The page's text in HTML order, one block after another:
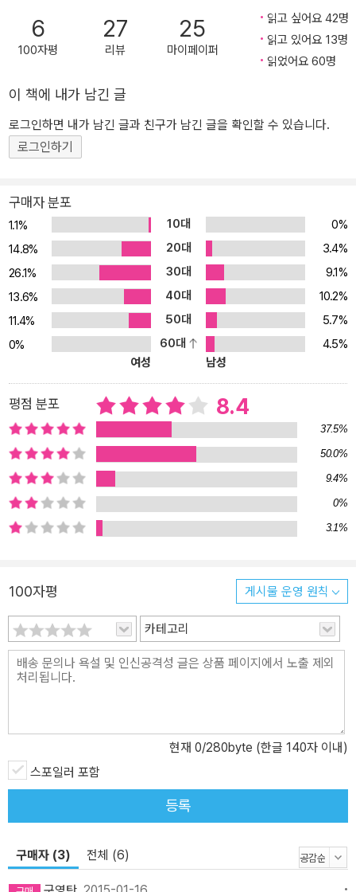
시골로 열흘간의 명상 수련을 떠나며 시작된다. 그러나 집필 시작과
동시에 잇따른 악재들로 인해 정신적으로 무너져 내린 카레르는 그
모든 것을 낱낱이 직시하며 자기 탐구의 여정을 기록하게 된다.
렝탕 뮈소의 『완벽한 계획』, 다비드 카라의 『새벽의 흔적』, 로맹 사르
두의 『최후의 알리바이』, 『크리스마스 1초 전』, 『크리스마스를 구해
줘』, 알렉시 제니 외의 『22세기 세계』(공역) 등이 있다. 〈작은 철학
이었을지라도. - 줄리언 반스 드라마틱한 삶을 사는 실존 인물을 다루
는 데서 오는 복잡함을 카레르는 자유자재로, 완벽하게 다룬다. - 르
것이 너무도 즐겁다. - 텔레그래프 미친 듯이, 열광적으로 읽게 되는
책. - 뉴요커 2011년 프랑스 『리르』, 『렉스프레스』 선정 <올해 최고
의 이야기> 『르 푸앙』 선정 <올해 최고의 책 25권> 『레쟁로큅티블』
> 2013년 스페인 「엘 파이스」 선정 <올해 최고의 책> 2014년 미국
『퍼블리셔스 위클리』 선정 <올해 최고의 책 10권> 「뉴욕 타임스」 선
정 <올해 최고의 책 50권> 「워싱턴 포스트」 선정 <올해 최고의 논픽
션 50권> 멋지고, 번득이며, 냉혹하다! 프랑스 문단의 독보적인 존재
엠마뉘엘 카레르 신작! 비평가들로부터 가장 사랑받는 현대 프랑스
작가 엠마뉘엘 카레르의 『리모노프』가 열린책들에서 출간되었다.
『리모노프』는 러시아의 작가이자 정치인인 에두아르드 리모노프의
삶을 추적한 전기다. 이 실존 인물의 삶을 풀어 가는 카레르의 방식이
에 카레르 자신의 인생과 감상이 섞여 있다. <문학적 다큐멘터리>, <
기록 문학> 등으로 일컬어지는 카레르 특유의 서술 방식이다. 비평가
들은 이를 두고 <작가 자신의 에고를 벗어던지고 얻어낸 문학적 성취
>라고 말했다. 한 치의 소설적 허구나 과장 없이 있는 그대로의 사실
만이 담긴 『리모노프』. 소설보다 더 소설 같은 리모노프의 삶과 자연
스럽게 독자를 이야기 속으로 끌어당기는 카레르의 치밀한 문장들이
어떤 소설보다도 강하게 독자를 매료시킨다. 데뷔작 『콧수염』(198
6)으로 소설적 상상력과 기교를 인정받으며 <문학의 천재>란 찬사를
문단의 독보적인 존재로 자리 잡았다. 카레르는 실제 범죄 사건을 다
룬 『적』(2000)을 기점으로 <기록적 글쓰기>에 집중하기 시작했다.
2009년 발표한 『나 아닌 다른 삶』에서는 스리랑카 쓰나미로 인해 어
린 딸 쥘리에트를 잃은 부부의 삶과 카레르 부인의 여동생인 또 다른
쥘리에트가 암으로 죽은 뒤 남겨진 가족의 삶을 면밀히 기록했다. 재
앙과 질병이라는 자연의 거대한 공격자가 휩쓸고 간 자리를 조명한
존 인물 리모노프를 매개로 소련 시절, 또 소련 해체 이후의 현대 러시
아 사회 전체를 아우르는 놀라운 시각을 보여 주었다. 이 작품은 2011
년 프랑스 르노도상, 문학상의 상, 2012년 네덜란드에서 유럽문학상
프』의 주인공 에두아르드 리모노프를 두고 카레르는 <역사에 몸을 던
진 인물>이라고 말했다. 카레르는 리모노프의 위험천만한 삶이 <그
6
100자평
27
리뷰
25
마이페이퍼
읽고 싶어요 42명
읽고 있어요 13명
읽었어요 60명
이 책에 내가 남긴 글
로그인하면 내가 남긴 글과 친구가 남긴 글을 확인할 수 있습니다.
로그인하기
구매자 분포
1.1% 10대
0%
14.8%
20대
3.4%
26.1%
30대
9.1%
13.6%
40대
10.2%
11.4%
50대
5.7%
0%
60대
4.5%
여성
남성
평점 분포 8.4
37.5%
50.0%
9.4%
0%
3.1%
100자평 게시물 운영 원칙
카테고리
현재 0/280byte (한글 140자 이내)
스포일러 포함
등록
구매자 (3) 전체 (6)